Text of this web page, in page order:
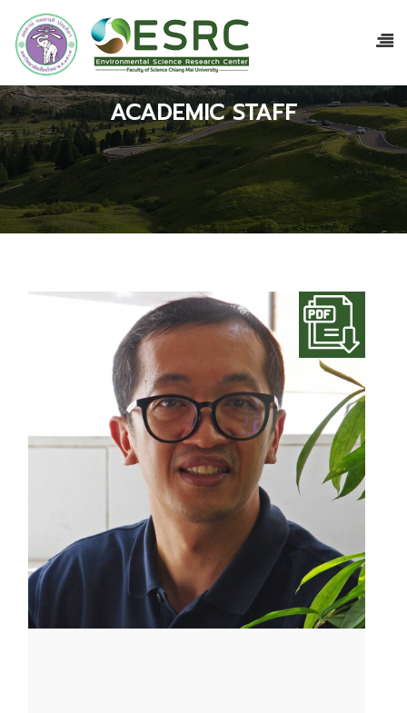
ACADEMIC STAFF